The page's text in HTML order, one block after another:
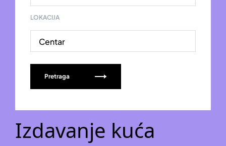
LOKACIJA
Centar
Pretraga
Izdavanje kuća